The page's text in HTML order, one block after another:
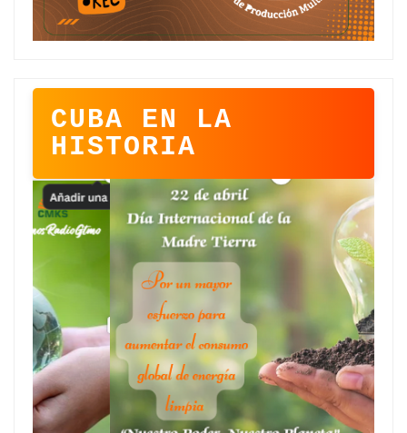
CUBA EN LA
HISTORIA